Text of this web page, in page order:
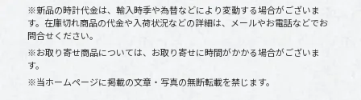
※新品の時計代金は、輸入時季や為替などにより変動する場合がございま
す。在庫切れ商品の代金や入荷状況などの詳細は、メールやお電話などでお
問合せください。
※お取り寄せ商品については、お取り寄せに時間がかかる場合がございま
す。
※当ホームページに掲載の文章・写真の無断転載を禁じます。